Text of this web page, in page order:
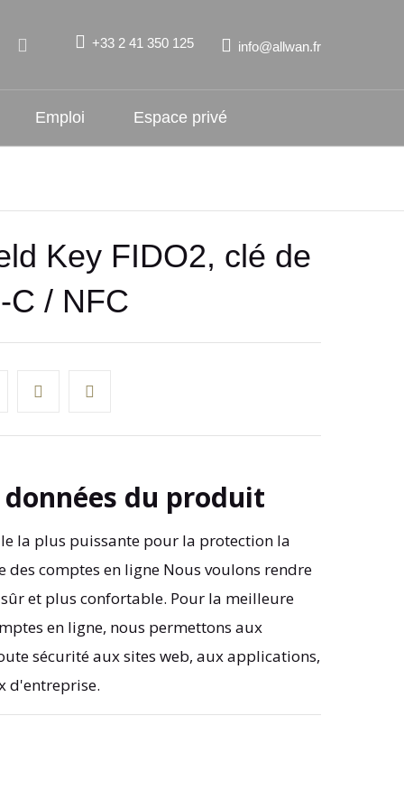
+33 2 41 350 125 info@allwan.fr
Emploi Espace privé
Key FIDO2, clé de
C / NFC
du produit
la plus puissante pour la protection la
comptes en ligne Nous voulons rendre
et plus confortable. Pour la meilleure
en ligne, nous permettons aux
sécurité aux sites web, aux applications,
d'entreprise.